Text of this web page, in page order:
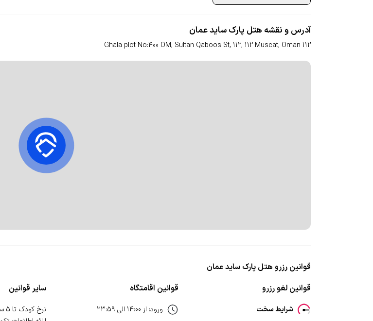
آدرس و نقشه هتل پارک ساید عمان
Ghala plot No:400 OM, Sultan Qaboos St, 112, 112 Muscat, Oman 112
قوانین رزرو هتل پارک ساید عمان
قوانین لغو رزرو
شرایط سخت
قوانین اقامتگاه
ورود: از 14:00 الی 23:59
سایر قوانین